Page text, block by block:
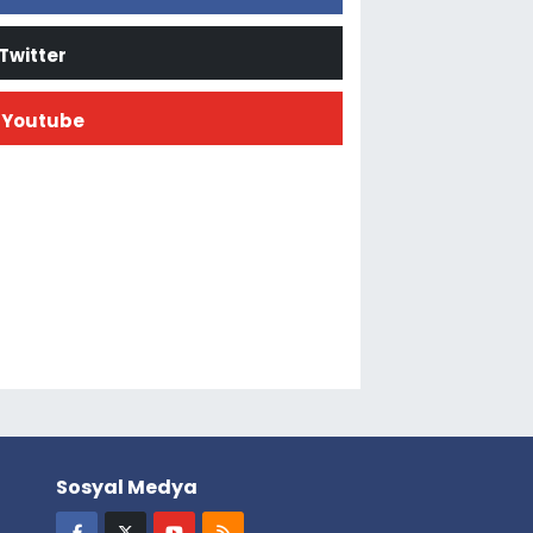
Twitter
Youtube
Sosyal Medya